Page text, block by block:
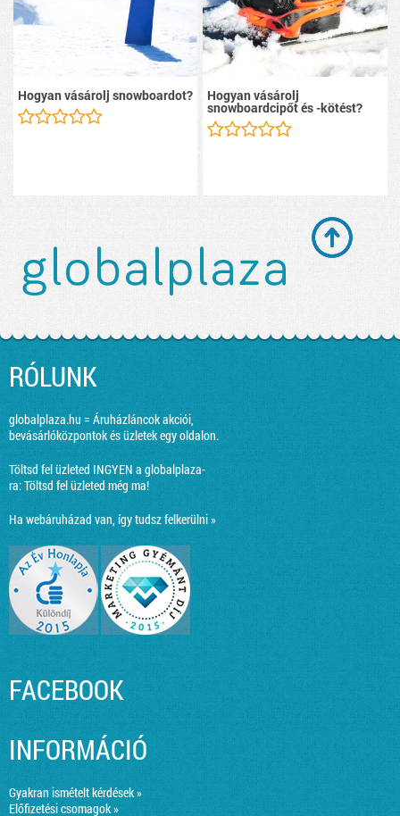
Hogyan vásárolj snowboardot? Hogyan vásárolj
snowboardcipőt és -kötést?
RÓLUNK
globalplaza.hu = Áruházláncok akciói,
bevásárlóközpontok és üzletek egy oldalon.
Töltsd fel üzleted INGYEN a globalplaza-
ra:Töltsd fel üzleted még ma!
Ha webáruházad van, így tudsz felkerülni »
FACEBOOK
INFORMÁCIÓ
Gyakran ismételt kérdések »
Előfizetési csomagok »